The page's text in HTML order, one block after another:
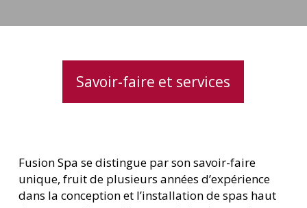
Savoir-faire et services
Fusion Spa se distingue par son savoir-faire
unique, fruit de plusieurs années d’expérience
dans la conception et l’installation de spas haut